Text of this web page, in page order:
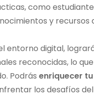
como
y recursos
entorno digital,
reconocidas, lo
Podrás enriquecer
los desafíos